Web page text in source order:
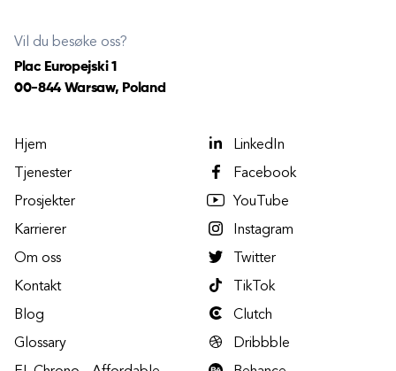
Vil du besøke oss?
Plac Europejski 1
00-844 Warsaw, Poland
Hjem
Tjenester
Prosjekter
Karrierer
Om oss
Kontakt
Blog
Glossary
LinkedIn
Facebook
YouTube
Instagram
Twitter
TikTok
Clutch
Dribbble